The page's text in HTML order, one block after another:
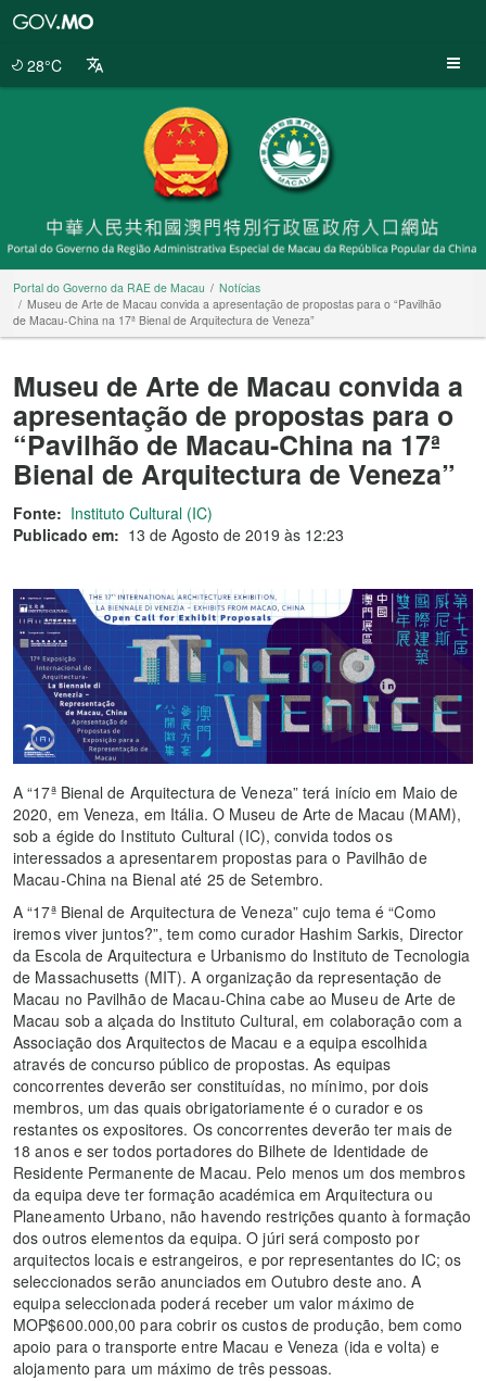
28°C
Portal do Governo da RAE de Macau
Notícias
Museu de Arte de Macau convida a apresentação de propostas para o “Pavilhão
de Macau-China na 17ª Bienal de Arquitectura de Veneza”
Museu de Arte de Macau convida a
apresentação de propostas para o
“Pavilhão de Macau-China na 17ª
Bienal de Arquitectura de Veneza”
Fonte: Instituto Cultural (IC)
Publicado em: 13 de Agosto de 2019 às 12:23
A “17ª Bienal de Arquitectura de Veneza” terá início em Maio de
2020, em Veneza, em Itália. O Museu de Arte de Macau (MAM),
sob a égide do Instituto Cultural (IC), convida todos os
interessados a apresentarem propostas para o Pavilhão de
Macau-China na Bienal até 25 de Setembro.
A “17ª Bienal de Arquitectura de Veneza” cujo tema é “Como
iremos viver juntos?”, tem como curador Hashim Sarkis, Director
da Escola de Arquitectura e Urbanismo do Instituto de Tecnologia
de Massachusetts (MIT). A organização da representação de
Macau no Pavilhão de Macau-China cabe ao Museu de Arte de
Macau sob a alçada do Instituto Cultural, em colaboração com a
Associação dos Arquitectos de Macau e a equipa escolhida
através de concurso público de propostas. As equipas
concorrentes deverão ser constituídas, no mínimo, por dois
membros, um das quais obrigatoriamente é o curador e os
restantes os expositores. Os concorrentes deverão ter mais de
18 anos e ser todos portadores do Bilhete de Identidade de
Residente Permanente de Macau. Pelo menos um dos membros
da equipa deve ter formação académica em Arquitectura ou
Planeamento Urbano, não havendo restrições quanto à formação
dos outros elementos da equipa. O júri será composto por
arquitectos locais e estrangeiros, e por representantes do IC; os
seleccionados serão anunciados em Outubro deste ano. A
equipa seleccionada poderá receber um valor máximo de
MOP$600.000,00 para cobrir os custos de produção, bem como
apoio para o transporte entre Macau e Veneza (ida e volta) e
alojamento para um máximo de três pessoas.